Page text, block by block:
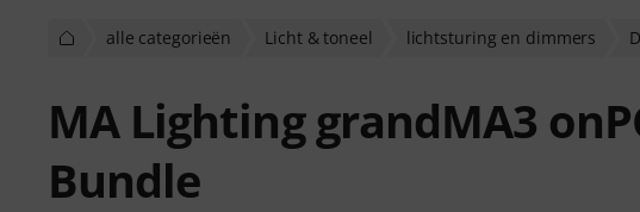
alle categorieën Licht & toneel lichtsturing en dimmers
MA Lighting grandMA3
Bundle